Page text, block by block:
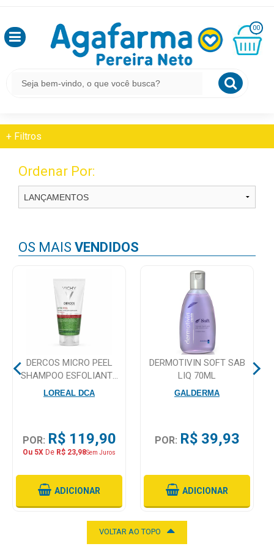
,
SEJA
LOGIN
&
MEUS
TODOS
Cuidado
Adulto
Dermocosméticos
Dieta
00
R$
0,00
CIRCULAÇÃO CEREBRAL
+ Filtros
Ordenar Por:
OS MAIS VENDIDOS
DERCOS MICRO PEEL
SHAMPOO ESFOLIANTE
ANTICASPA VICHY
LOREAL DCA
POR: R$ 119,90
Ou 5X De R$ 23,98Sem Juros
ADICIONAR
DERMOTIVIN SOFT SAB
LIQ 70ML
GALDERMA
POR: R$ 39,93
ADICIONAR
VOLTAR AO TOPO